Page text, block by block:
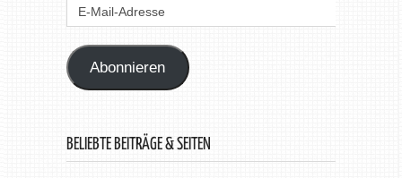
Abonnieren
BELIEBTE BEITRÄGE & SEITEN